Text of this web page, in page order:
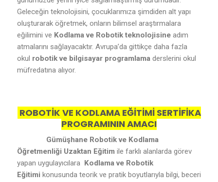
Geleceğin teknolojisini, çocuklarımıza şimdiden alt yapı
oluşturarak öğretmek, onların bilimsel araştırmalara
eğilimini ve Kodlama ve Robotik teknolojisine adım
atmalarını sağlayacaktır. Avrupa’da gittikçe daha fazla
okul robotik ve bilgisayar programlama derslerini okul
müfredatına alıyor.
ROBOTİK VE KODLAMA EĞİTİMİ SERTİFİKA
PROGRAMININ AMACI
Gümüşhane Robotik ve Kodlama
Öğretmenliği Uzaktan Eğitim ile farklı alanlarda görev
yapan uygulayıcılara Kodlama ve Robotik
Eğitimi konusunda teorik ve pratik boyutlarıyla bilgi, beceri